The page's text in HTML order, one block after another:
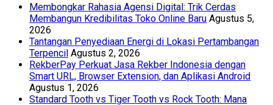
Membongkar Rahasia Agensi Digital: Trik Cerdas
Membangun Kredibilitas Toko Online Baru Agustus 5,
2026
Tantangan Penyediaan Energi di Lokasi Pertambangan
Terpencil Agustus 2, 2026
RekberPay Perkuat Jasa Rekber Indonesia dengan
Smart URL, Browser Extension, dan Aplikasi Android
Agustus 1, 2026
Standard Tooth vs Tiger Tooth vs Rock Tooth: Mana